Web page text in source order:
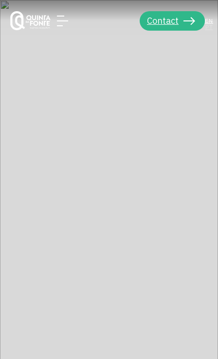
Contact EN